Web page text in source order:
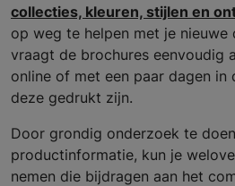
collecties, kleuren, stijlen en
op weg te helpen met je nieuwe
vraagt de brochures eenvoudig
online of met een paar dagen in
deze gedrukt zijn.
Door grondig onderzoek te
productinformatie, kun je
nemen die bijdragen aan het